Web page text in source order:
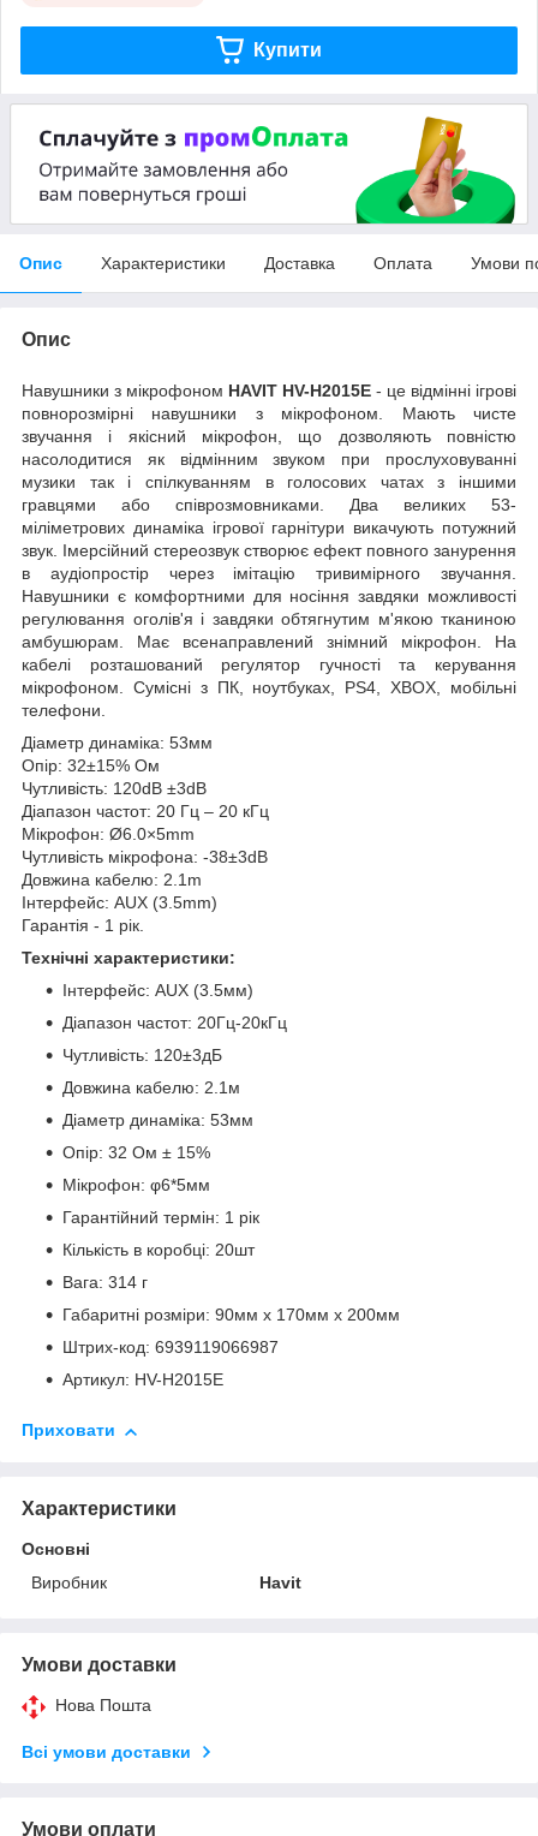
Купити
Опис Характеристики Доставка Оплата Умови
Опис
Навушники з мікрофоном HAVIT HV-H2015Е - це відмінні ігрові
повнорозмірні навушники з мікрофоном. Мають чисте
звучання і якісний мікрофон, що дозволяють повністю
насолодитися як відмінним звуком при прослуховуванні
музики так і спілкуванням в голосових чатах з іншими
гравцями або співрозмовниками. Два великих 53-
міліметрових динаміка ігрової гарнітури викачують потужний
звук. Імерсійний стереозвук створює ефект повного занурення
в аудіопростір через імітацію тривимірного звучання.
Навушники є комфортними для носіння завдяки можливості
регулювання оголів'я і завдяки обтягнутим м'якою тканиною
амбушюрам. Має всенаправлений знімний мікрофон. На
кабелі розташований регулятор гучності та керування
мікрофоном. Сумісні з ПК, ноутбуках, PS4, XBOX, мобільні
телефони.
Діаметр динаміка: 53мм
Опір: 32±15% Ом
Чутливість: 120dB ±3dB
Діапазон частот: 20 Гц – 20 кГц
Мікрофон: Ø6.0×5mm
Чутливість мікрофона: -38±3dB
Довжина кабелю: 2.1m
Інтерфейс: AUX (3.5mm)
Гарантія - 1 рік.
Технічні характеристики:
Інтерфейс: AUX (3.5мм)
Діапазон частот: 20Гц-20кГц
Чутливість: 120±3дБ
Довжина кабелю: 2.1м
Діаметр динаміка: 53мм
Опір: 32 Ом ± 15%
Мікрофон: φ6*5мм
Гарантійний термін: 1 рік
Кількість в коробці: 20шт
Вага: 314 г
Габаритні розміри: 90мм х 170мм х 200мм
Штрих-код: 6939119066987
Артикул: HV-H2015E
Приховати
Характеристики
Основні
Виробник
Havit
Умови доставки
Нова Пошта
Всі умови доставки
Умови оплати